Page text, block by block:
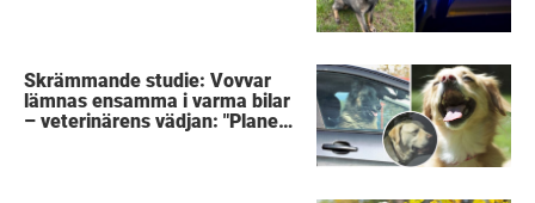
Skrämmande studie: Vovvar
lämnas ensamma i varma bilar
– veterinärens vädjan: "Planera